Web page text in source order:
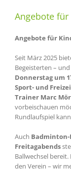
Angebote
Angebote für
Seit März 2025
Begeisterten –
Donnerstag um
Sport- und
Trainer Marc
vorbeischauen
Rundlaufspiel
Auch Badminton-
Freitagabends
Ballwechsel
den Verein – wir